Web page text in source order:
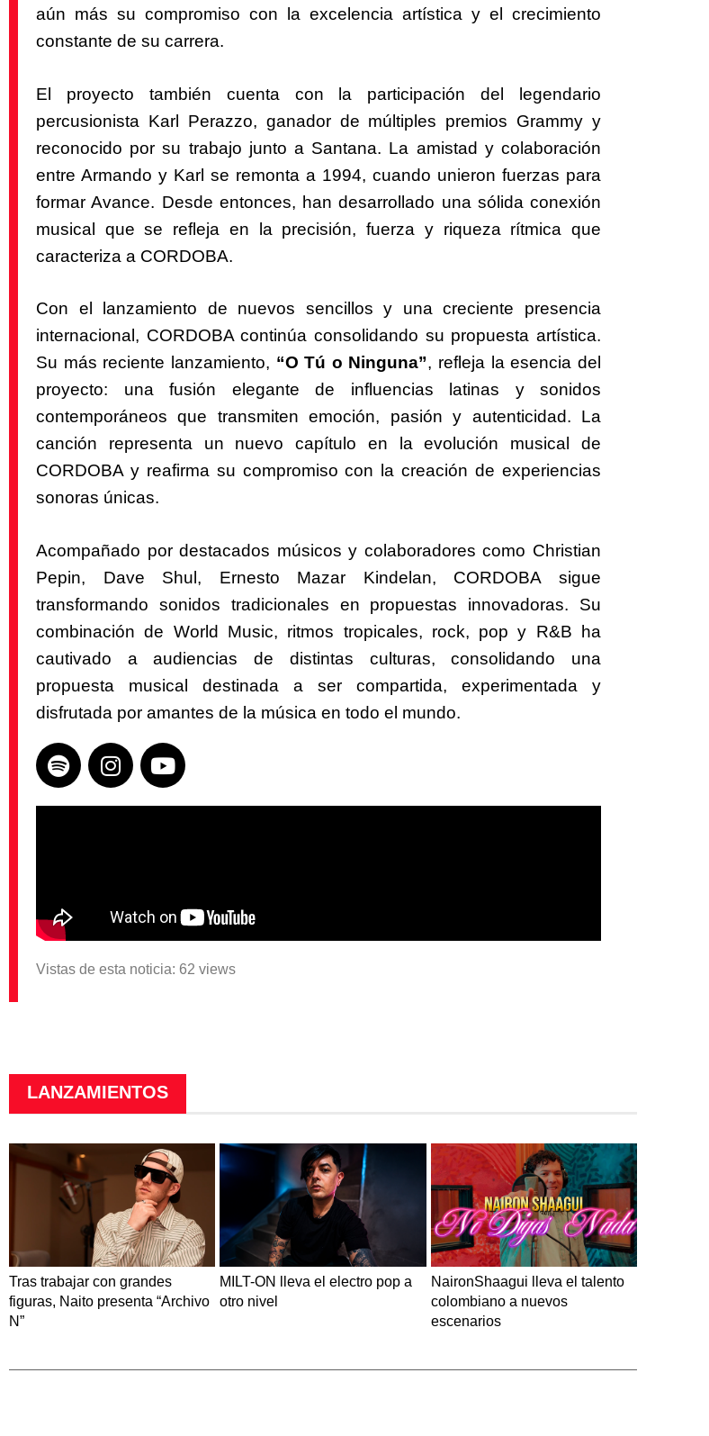
aún más su compromiso con la excelencia artística y el crecimiento
constante de su carrera.
El proyecto también cuenta con la participación del legendario
percusionista Karl Perazzo, ganador de múltiples premios Grammy y
reconocido por su trabajo junto a Santana. La amistad y colaboración
entre Armando y Karl se remonta a 1994, cuando unieron fuerzas para
formar Avance. Desde entonces, han desarrollado una sólida conexión
musical que se refleja en la precisión, fuerza y riqueza rítmica que
caracteriza a CORDOBA.
Con el lanzamiento de nuevos sencillos y una creciente presencia
internacional, CORDOBA continúa consolidando su propuesta artística.
Su más reciente lanzamiento, “O Tú o Ninguna”, refleja la esencia del
proyecto: una fusión elegante de influencias latinas y sonidos
contemporáneos que transmiten emoción, pasión y autenticidad. La
canción representa un nuevo capítulo en la evolución musical de
CORDOBA y reafirma su compromiso con la creación de experiencias
sonoras únicas.
Acompañado por destacados músicos y colaboradores como Christian
Pepin, Dave Shul, Ernesto Mazar Kindelan, CORDOBA sigue
transformando sonidos tradicionales en propuestas innovadoras. Su
combinación de World Music, ritmos tropicales, rock, pop y R&B ha
cautivado a audiencias de distintas culturas, consolidando una
propuesta musical destinada a ser compartida, experimentada y
disfrutada por amantes de la música en todo el mundo.
Vistas de esta noticia: 62 views
LANZAMIENTOS
Tras trabajar con grandes
figuras, Naito presenta “Archivo
N”
MILT-ON lleva el electro pop a
otro nivel
NaironShaagui lleva el talento
colombiano a nuevos
escenarios